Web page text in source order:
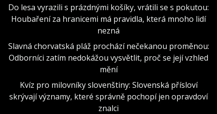
Do lesa vyrazili s prázdnými košíky, vrátili se s pokutou:
Houbaření za hranicemi má pravidla, která mnoho lidí
nezná
Slavná chorvatská pláž prochází nečekanou proměnou:
Odborníci zatím nedokážou vysvětlit, proč se její vzhled
mění
Kvíz pro milovníky slovenštiny: Slovenská přísloví
skrývají významy, které správně pochopí jen opravdoví
znalci